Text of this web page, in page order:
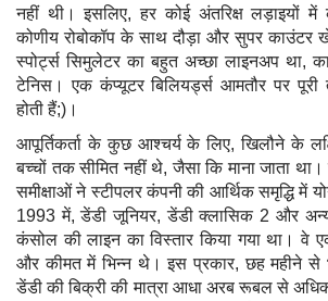
नहीं थी। इसलिए, हर कोई अंतरिक्ष लड़ाइयों
कोणीय रोबोकॉप के साथ दौड़ा और सुपर
स्पोर्ट्स सिमुलेटर का बहुत अच्छा लाइनअप था,
टेनिस। एक कंप्यूटर बिलियर्ड्स आमतौर पर
होती हैं;)।
आपूर्तिकर्ता के कुछ आश्चर्य के लिए, खिलौने के
बच्चों तक सीमित नहीं थे, जैसा कि माना जाता था।
समीक्षाओं ने स्टीपलर कंपनी की आर्थिक समृद्धि में
1993 में, डेंडी जूनियर, डेंडी क्लासिक 2 और
कंसोल की लाइन का विस्तार किया गया था।
और कीमत में भिन्न थे। इस प्रकार, छह महीने
डेंडी की बिक्री की मात्रा आधा अरब रूबल से